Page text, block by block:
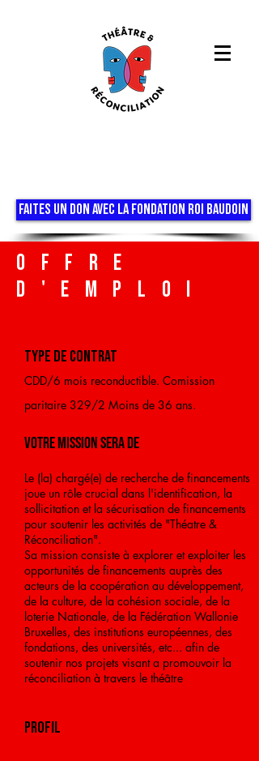
FAITES UN DON AVEC LA FONDATION ROI BAUDOIN
offre
d'emploi
type de contrat
CDD/6 mois reconductible. Comission
paritaire 329/2 Moins de 36 ans.
VOTRE MISSION SERA DE
​Le (la) chargé(e) de recherche de financements
joue un rôle crucial dans l'identification, la
sollicitation et la sécurisation de financements
pour soutenir les activités de "Théatre &
Réconciliation".
Sa mission consiste à explorer et exploiter les
opportunités de financements auprès des
acteurs de la coopération au développement,
de la culture, de la cohésion sociale, de la
loterie Nationale, de la Fédération Wallonie
Bruxelles, des institutions européennes, des
fondations, des universités, etc... afin de
soutenir nos projets visant a promouvoir la
réconciliation à travers le théâtre
PROFIL